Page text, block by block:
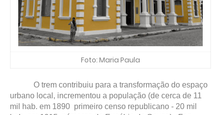
Foto: Maria Paula
O trem contribuiu para a transformação do espaço
urbano local, incrementou a população (de cerca de 11
mil hab. em 1890 primeiro censo republicano - 20 mil